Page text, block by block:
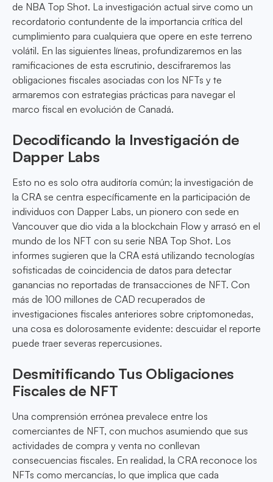
de NBA Top Shot. La investigación actual sirve como un
recordatorio contundente de la importancia crítica del
cumplimiento para cualquiera que opere en este terreno
volátil. En las siguientes líneas, profundizaremos en las
ramificaciones de esta escrutinio, descifraremos las
obligaciones fiscales asociadas con los NFTs y te
armaremos con estrategias prácticas para navegar el
marco fiscal en evolución de Canadá.
Decodificando la Investigación de
Dapper Labs
Esto no es solo otra auditoría común; la investigación de
la CRA se centra específicamente en la participación de
individuos con Dapper Labs, un pionero con sede en
Vancouver que dio vida a la blockchain Flow y arrasó en el
mundo de los NFT con su serie NBA Top Shot. Los
informes sugieren que la CRA está utilizando tecnologías
sofisticadas de coincidencia de datos para detectar
ganancias no reportadas de transacciones de NFT. Con
más de 100 millones de CAD recuperados de
investigaciones fiscales anteriores sobre criptomonedas,
una cosa es dolorosamente evidente: descuidar el reporte
puede traer severas repercusiones.
Desmitificando Tus Obligaciones
Fiscales de NFT
Una comprensión errónea prevalece entre los
comerciantes de NFT, con muchos asumiendo que sus
actividades de compra y venta no conllevan
consecuencias fiscales. En realidad, la CRA reconoce los
NFTs como mercancías, lo que implica que cada